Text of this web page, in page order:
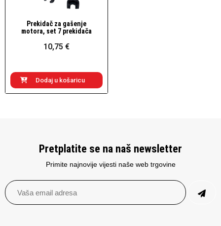
Brzi pogled
Prekidač za gašenje
motora, set 7 prekidača
10,75 €
Dodaj u košaricu
Pretplatite se na naš newsletter
Primite najnovije vijesti naše web trgovine